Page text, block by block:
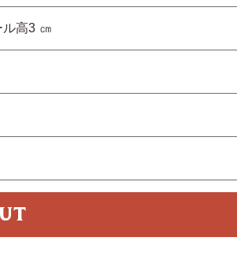
高3 ㎝